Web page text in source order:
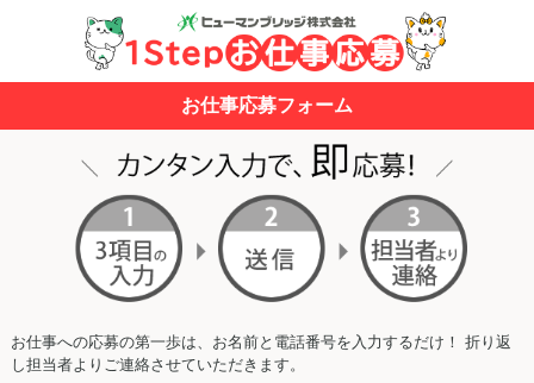
お仕事応募フォーム
お仕事への応募の第一歩は、お名前と電話番号を入力するだけ！ 折り返
し担当者よりご連絡させていただきます。